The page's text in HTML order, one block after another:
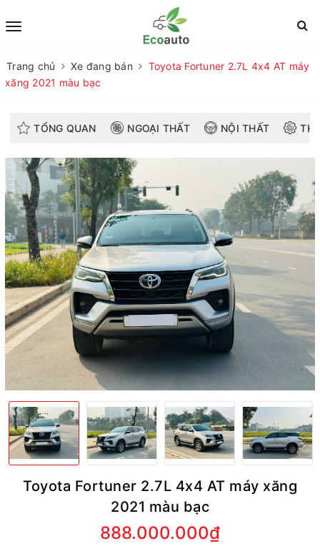
Trang chủ Xe đang bán
Toyota Fortuner 2.7L 4x4 AT máy
xăng 2021 màu bạc
TỔNG QUAN NGOẠI THẤT NỘI THẤT
Toyota Fortuner 2.7L 4x4 AT máy xăng
2021 màu bạc
888.000.000₫